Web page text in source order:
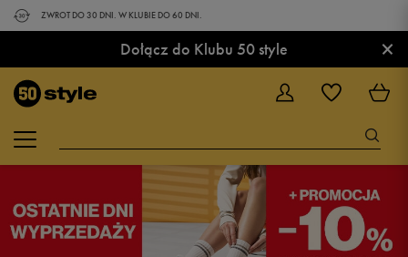
ZWROT DO 30 DNI. W KLUBIE DO 60 DNI.
Dołącz do Klubu 50 style ×